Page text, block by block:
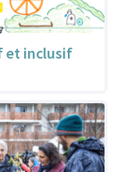
et inclusif